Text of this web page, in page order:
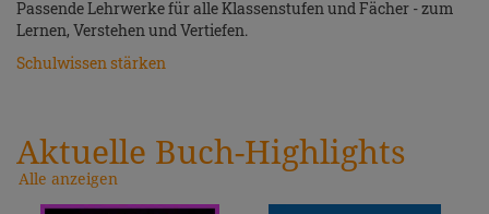
Passende Lehrwerke für alle Klassenstufen und Fächer - zum
Lernen, Verstehen und Vertiefen.
Schulwissen stärken
Aktuelle Buch-Highlights
Alle anzeigen